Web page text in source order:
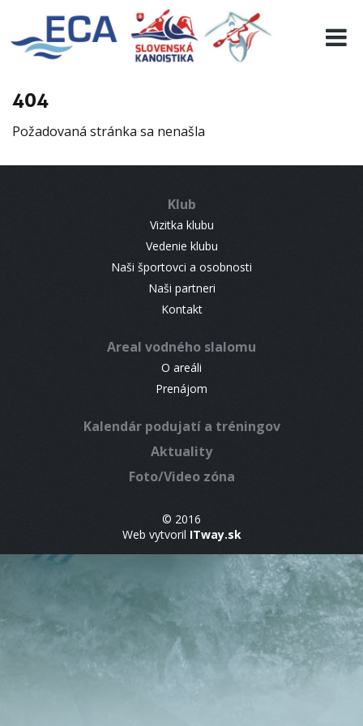
404
Požadovaná stránka sa nenašla
Klub
Vizitka klubu
Vedenie klubu
Naši športovci a osobnosti
Naši partneri
Kontakt
Areal vodného slalomu
O areáli
Prenájom
Kalendár podujatí a tréningov
Aktuality
Foto/Video zóna
© 2016
Web vytvoril ITway.sk
EURO 19
INFO
RESULTS
CONTACT